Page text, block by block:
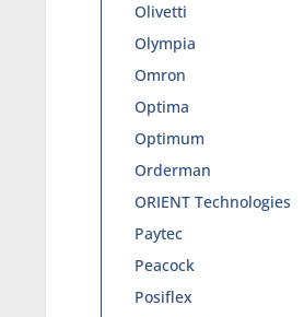
Olivetti
Olympia
Omron
Optima
Optimum
Orderman
ORIENT Technologies
Paytec
Peacock
Posiflex